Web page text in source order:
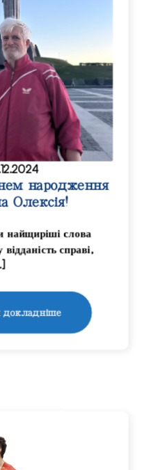
народження
Олексія!
найщиріші слова
справі,
докладніше